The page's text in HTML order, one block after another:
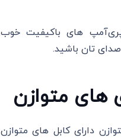
پری‌آمپ های باکیفیت خوب
تان باشید.
های متوازن
دارای کابل ‌های متوازن